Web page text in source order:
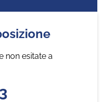
non esitate a